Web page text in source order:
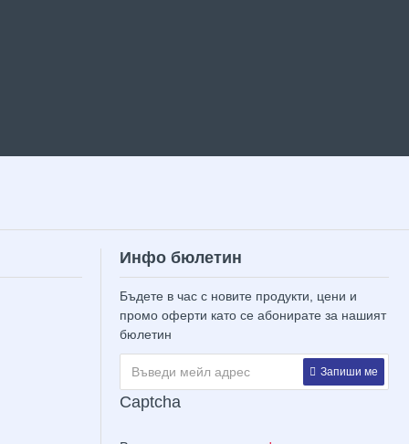
Инфо бюлетин
Бъдете в час с новите продукти, цени и
промо оферти като се абонирате за нашият
бюлетин
Запиши ме
Captcha